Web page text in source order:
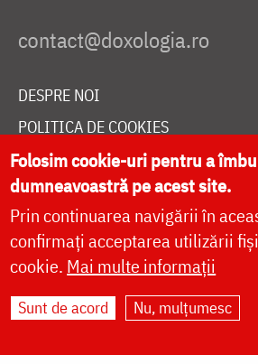
DESPRE NOI
POLITICA DE COOKIES
DONEAZĂ ONLINE PENTRU
LIVE
Site dezvoltat de
Folosim cookie-uri pentru a
dumneavoastră pe acest site.
Prin continuarea navigării în
confirmați acceptarea utilizării
cookie. Mai multe informații
Sunt de acord Nu, mulțumesc